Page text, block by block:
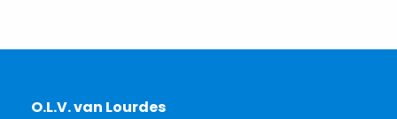
O.L.V. van Lourdes